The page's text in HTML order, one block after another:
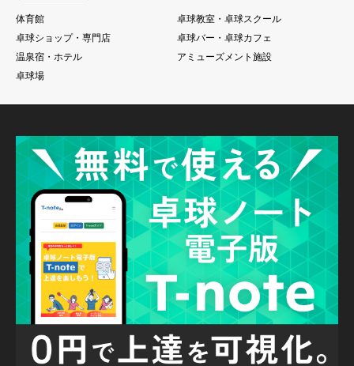
体育館
卓球教室・卓球スクール
卓球ショップ・専門店
卓球バー・卓球カフェ
温泉宿・ホテル
アミューズメント施設
卓球場